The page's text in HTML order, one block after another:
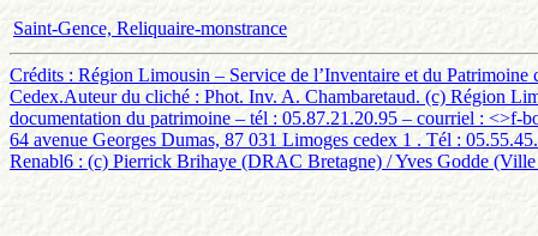
Saint-Gence, Reliquaire-monstrance
Crédits : Région Limousin – Service de l’Inventaire et du
Cedex.Auteur du cliché : Phot. Inv. A. Chambaretaud. (c) Région
documentation du patrimoine – tél : 05.87.21.20.95 – courriel : <>f-
64 avenue Georges Dumas, 87 031 Limoges cedex 1 . Tél :
Renabl6 : (c) Pierrick Brihaye (DRAC Bretagne) / Yves Godde